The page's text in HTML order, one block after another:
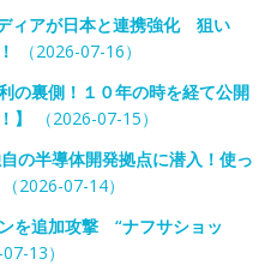
ィアが日本と連携強化 狙い
（2026-07-16）
の裏側！１０年の時を経て公開
（2026-07-15）
の半導体開発拠点に潜入！使っ
（2026-07-14）
を追加攻撃 “ナフサショッ
13）